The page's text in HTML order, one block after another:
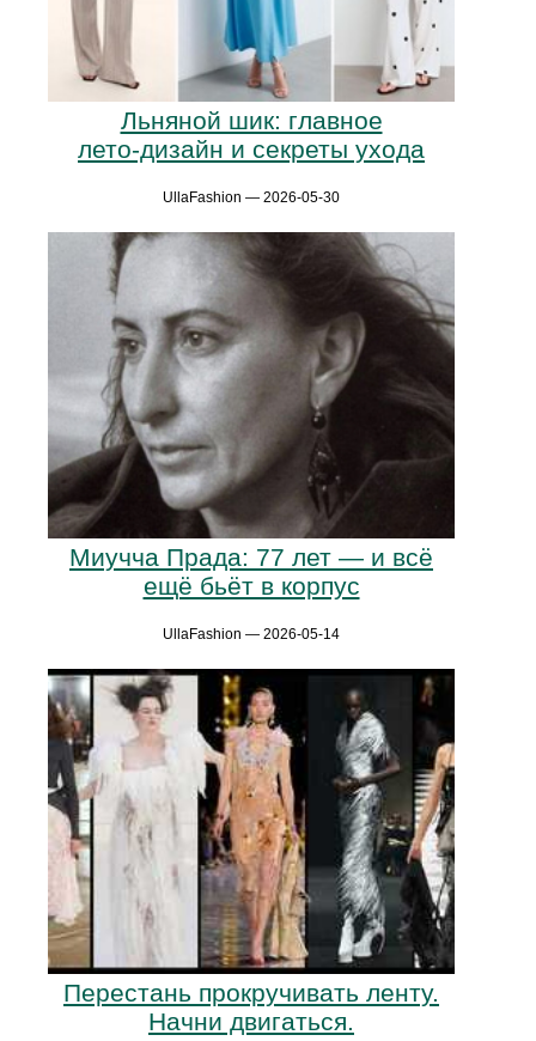
Льняной шик: главное
лето‑дизайн и секреты ухода
UllaFashion — 2026-05-30
Миучча Прада: 77 лет — и всё
ещё бьёт в корпус
UllaFashion — 2026-05-14
Перестань прокручивать ленту.
Начни двигаться.